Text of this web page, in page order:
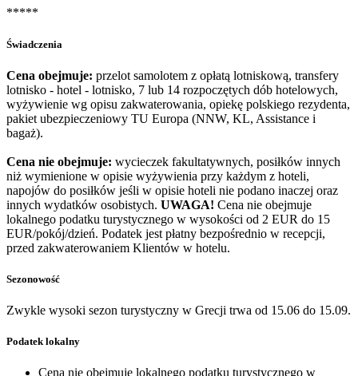
*****
Świadczenia
Cena obejmuje: przelot samolotem z opłatą lotniskową, transfery
lotnisko - hotel - lotnisko, 7 lub 14 rozpoczętych dób hotelowych,
wyżywienie wg opisu zakwaterowania, opiekę polskiego rezydenta,
pakiet ubezpieczeniowy TU Europa (NNW, KL, Assistance i
bagaż).
Cena nie obejmuje: wycieczek fakultatywnych, posiłków innych
niż wymienione w opisie wyżywienia przy każdym z hoteli,
napojów do posiłków jeśli w opisie hoteli nie podano inaczej oraz
innych wydatków osobistych. UWAGA! Cena nie obejmuje
lokalnego podatku turystycznego w wysokości od 2 EUR do 15
EUR/pokój/dzień. Podatek jest płatny bezpośrednio w recepcji,
przed zakwaterowaniem Klientów w hotelu.
Sezonowość
Zwykle wysoki sezon turystyczny w Grecji trwa od 15.06 do 15.09.
Podatek lokalny
Cena nie obejmuje lokalnego podatku turystycznego w